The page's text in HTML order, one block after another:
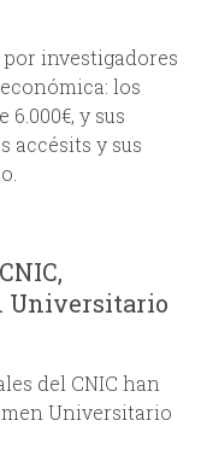
investigadores
los
y sus
accésits y sus
Universitario
del CNIC han
Universitario